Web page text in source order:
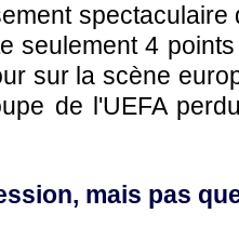
spectaculaire
seulement 4
sur la scène
de l'UEFA
mais pas